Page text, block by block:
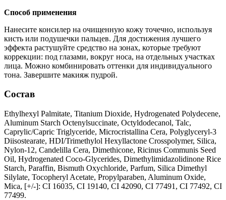
Способ применения
Нанесите консилер на очищенную кожу точечно, используя
кисть или подушечки пальцев. Для достижения лучшего
эффекта растушуйте средство на зонах, которые требуют
коррекции: под глазами, вокруг носа, на отдельных участках
лица. Можно комбинировать оттенки для индивидуального
тона. Завершите макияж пудрой.
Состав
Ethylhexyl Palmitate, Titanium Dioxide, Hydrogenated Polydecene,
Aluminum Starch Octenylsuccinate, Octyldodecanol, Talc,
Caprylic/Capric Triglyceride, Microcristallina Cera, Polyglyceryl-3
Diisostearate, HDI/Trimethylol Hexyllactone Crosspolymer, Silica,
Nylon-12, Candelilla Cera, Dimethicone, Ricinus Communis Seed
Oil, Hydrogenated Coco-Glycerides, Dimethylimidazolidinone Rice
Starch, Paraffin, Bismuth Oxychloride, Parfum, Silica Dimethyl
Silylate, Tocopheryl Acetate, Propylparaben, Aluminum Oxide,
Mica, [+/-]: CI 16035, CI 19140, CI 42090, CI 77491, CI 77492, CI
77499.